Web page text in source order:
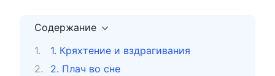
Содержание
1. Кряхтение и вздрагивания
2. Плач во сне